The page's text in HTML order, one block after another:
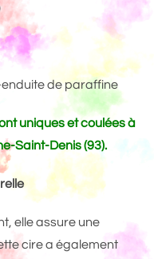
de paraffine
uniques et coulées à
Saint-Denis (93).
e
elle assure une
cire a également